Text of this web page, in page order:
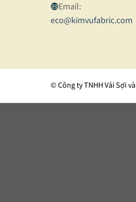
Email:
eco@kimvufabric.com
© Công ty TNHH Vải Sợi